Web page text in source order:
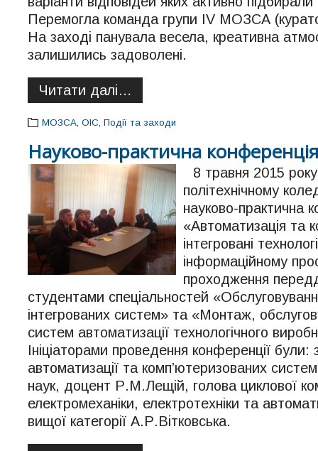
Перемогла команда групи IV МОЗСА
На заході панувала весела, креативна
залишились задоволені.
Читати далі…
МОЗСА,ОІС,Події та заходи
Науково-практична
8 травня 2015
політехнічному
науково-практична
«Автоматизація та
інтегровані
інформаційному
проходження
студентами спеціальностей
інтегрованих систем» та «Монтаж,
систем автоматизації технологічного
Ініціаторами проведення конференції були:
автоматизації та комп’ютеризованих
наук, доцент Р.М.Лещій, голова циклової
електромеханіки, електротехніки та
вищої категорії А.Р.Вітковська.